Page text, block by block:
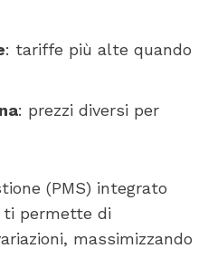
: tariffe più alte quando
: prezzi diversi per
(PMS) integrato
ti permette di
massimizzando